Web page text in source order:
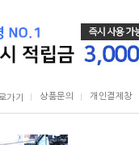
가기 상품문의 개인결제창